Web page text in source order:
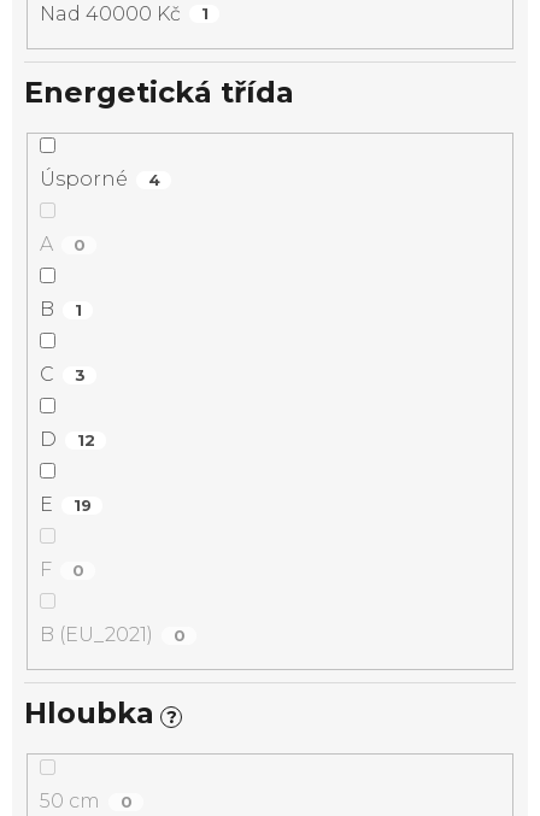
Nad 40000 Kč 1
Energetická třída
Úsporné 4
A 0
B 1
C 3
D 12
E 19
F 0
B (EU_2021) 0
Hloubka ?
50 cm 0